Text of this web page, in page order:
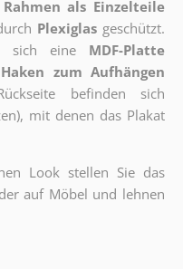
als Einzelteile
Plexiglas geschützt.
sich eine
MDF-Platte
zum Aufhängen
befinden sich
mit denen das Plakat
Look stellen Sie das
auf Möbel und lehnen